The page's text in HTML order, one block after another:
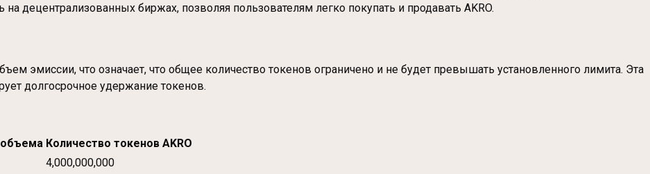
на децентрализованных биржах, позволяя пользователям легко покупать и продавать AKRO.
эмиссии, что означает, что общее количество токенов ограничено и не будет превышать установленного лимита. Эта
долгосрочное удержание токенов.
Количество токенов AKRO
4,000,000,000